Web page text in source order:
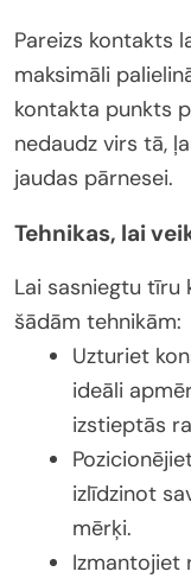
Pareizs kontakts
maksimāli
kontakta punkts
nedaudz virs tā,
jaudas pārnesei.
Tehnikas, lai
Lai sasniegtu tīru
šādām tehnikām:
Uzturiet
ideāli
izstieptās
izlīdzinot
mērķi.
Izmantojiet